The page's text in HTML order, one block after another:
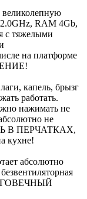
великолепную
RAM 4Gb,
с тяжелыми
на платформе
капель, брызг
работать.
нажимать не
не
В ПЕРЧАТКАХ,
кухне!
абсолютно